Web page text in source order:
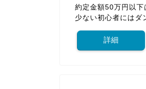
約定金額50万円以
少ない初心者にはダ
詳細